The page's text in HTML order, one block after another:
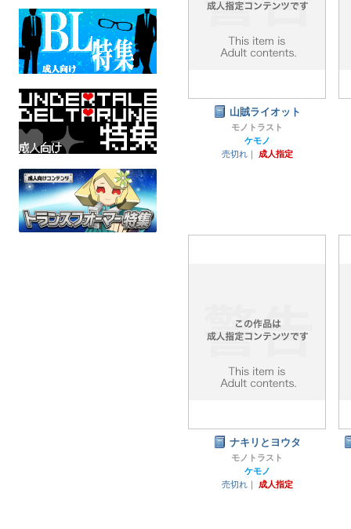
山賊ライオット
モノトラスト
ケモノ
売切れ｜
成人指定
ナキリとヨウタ
モノトラスト
ケモノ
売切れ｜
成人指定